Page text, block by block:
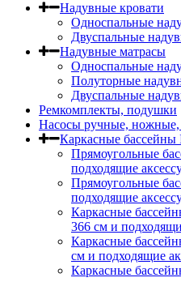
Надувные кровати
Односпальные
Двуспальные
Надувные матрасы
Односпальные
Полуторные
Двуспальные
Ремкомплекты, подушки
Насосы ручные, ножные,
Каркасные
Прямоугольные
подходящие
Прямоугольные
подходящие
Каркасные
366 см и
Каркасные
cм и подходящие
Каркасные